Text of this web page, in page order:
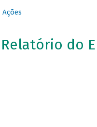
Ações
Relatório do